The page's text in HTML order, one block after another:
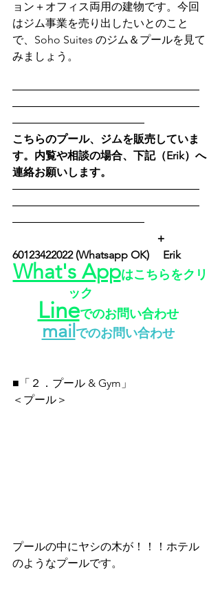
ョン＋オフィス両用の建物です。今回
はジム事業を売り出したいとのこと
で、Soho Suites のジム＆プールを見て
みましょう。
―――――――――――――――――
―――――――――――――――――
――――――――――――
こちらのプール、ジムを販売していま
す。内覧や相談の場合、下記（Erik）へ
連絡お願いします。
―――――――――――――――――
―――――――――――――――――
――――――――――――
＋
60123422022 (Whatsapp OK) 　Erik
What's Appはこちらをクリ
ック
Lineでのお問い合わせ
mail でのお問い合わせ
■「２．プール & Gym」
＜プール＞
プールの中にヤシの木が！！！ホテル
のようなプールです。